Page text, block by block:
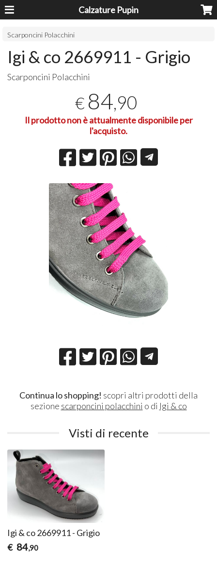
Calzature Pupin
Scarponcini Polacchini
Igi & co 2669911 - Grigio
Scarponcini Polacchini
€ 84,90
Il prodotto non è attualmente disponibile per
l'acquisto.
Continua lo shopping! scopri altri prodotti della
sezione scarponcini polacchini o di Igi & co
Visti di recente
Igi & co 2669911 - Grigio
€ 84,90